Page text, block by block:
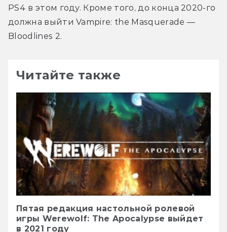
PS4 в этом году. Кроме того, до конца 2020-го
должна выйти Vampire: the Masquerade —
Bloodlines 2.
Читайте также
Пятая редакция настольной ролевой
игры Werewolf: The Apocalypse выйдет
в 2021 году